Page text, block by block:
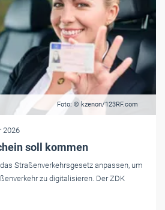
Foto: © kzenon/123RF.com
2026
soll kommen
Straßenverkehrsgesetz anpassen, um
zu digitalisieren. Der ZDK